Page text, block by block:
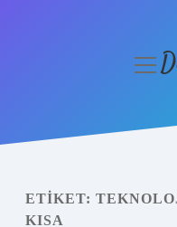
Yasal Uyarı
ETIKET:
KISA